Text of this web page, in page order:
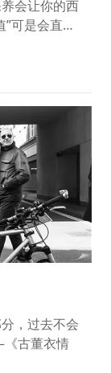
会让你的西
可是会直线
，过去不会